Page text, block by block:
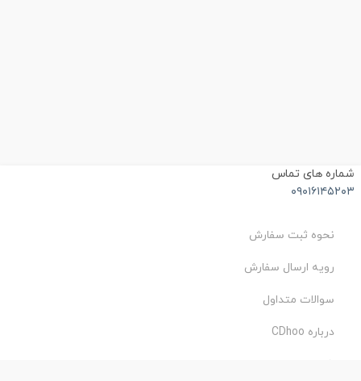
شماره های تماس
۰۹۰۱۶۱۴۵۲۰۳
نحوه ثبت سفارش
رویه ارسال سفارش
سوالات متداول
درباره CDhoo